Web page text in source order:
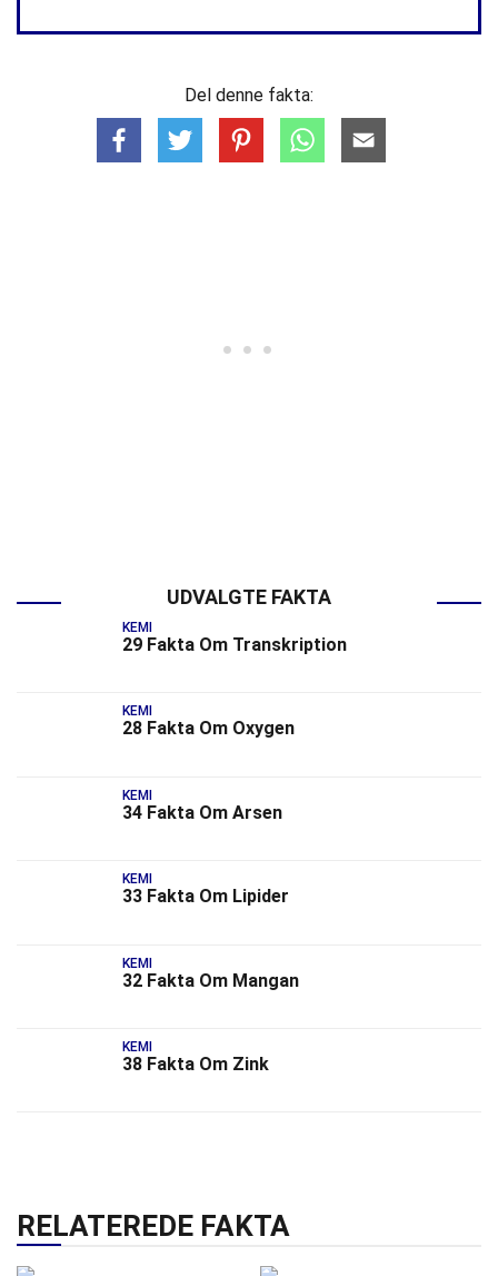
Del denne fakta:
UDVALGTE FAKTA
KEMI
29 Fakta Om Transkription
KEMI
28 Fakta Om Oxygen
KEMI
34 Fakta Om Arsen
KEMI
33 Fakta Om Lipider
KEMI
32 Fakta Om Mangan
KEMI
38 Fakta Om Zink
RELATEREDE FAKTA